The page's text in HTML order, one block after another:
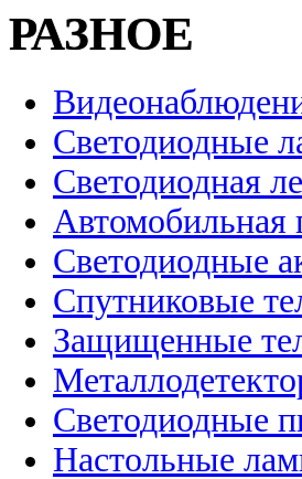
РАЗНОЕ
Светодиодные
Светодиодная
Автомобильная
Светодиодные
Спутниковые
Защищенные
Светодиодные
Настольные